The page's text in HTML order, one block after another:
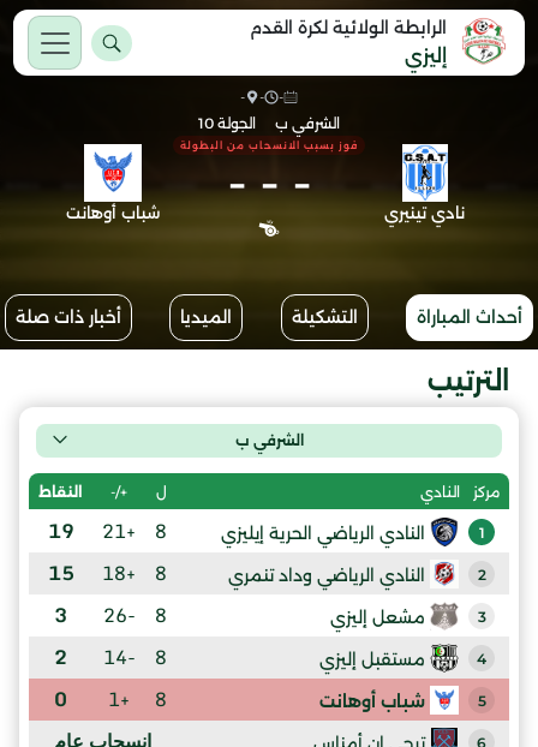
الرابطة الولائية لكرة القدم
إليزي
-
-
-
الشرفي ب
الجولة 10
نادي تينيري -
-
-
فوز بسبب الانسحاب من البطولة
شباب أوهانت
أحداث المباراة التشكيلة الميديا أخبار ذات صلة
الترتيب
الشرفي ب
مركز النادي ل +/- النقاط
1 النادي الرياضي الحرية إيليزي 8
+21
19
2 النادي الرياضي وداد تنمري 8
+18
15
3 مشعل إليزي 8
-26
3
4 مستقبل إليزي 8
-14
2
5 شباب أوهانت 8
+1
0
6 إنسحاب عام